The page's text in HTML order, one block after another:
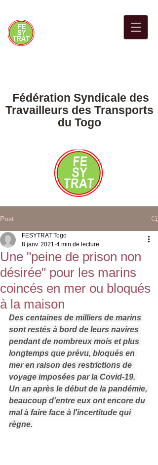
Fédération Syndicale des
Travailleurs des Transports
du Togo
Post
Une "peine de prison non
désirée" pour les marins
coincés en mer ou bloqués
à la maison
FESYTRAT Togo
8 janv. 2021 4 min de lecture
Des centaines de milliers de marins
sont restés à bord de leurs navires
pendant de nombreux mois et plus
longtemps que prévu, bloqués en
mer en raison des restrictions de
voyage imposées par la Covid-19.
Un an après le début de la pandémie,
beaucoup d'entre eux ont encore du
mal à faire face à l'incertitude qui
règne.